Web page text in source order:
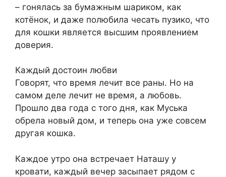
– гонялась за бумажным шариком, как
котёнок, и даже полюбила чесать пузико, что
для кошки является высшим проявлением
доверия.
Каждый достоин любви
Говорят, что время лечит все раны. Но на
самом деле лечит не время, а любовь.
Прошло два года с того дня, как Муська
обрела новый дом, и теперь она уже совсем
другая кошка.
Каждое утро она встречает Наташу у
кровати, каждый вечер засыпает рядом с